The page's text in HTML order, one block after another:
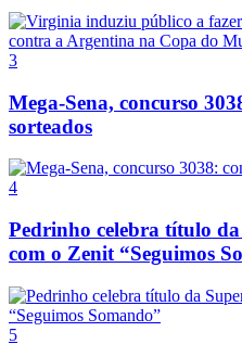
3
Mega-Sena, concurso
sorteados
4
Pedrinho celebra título
com o Zenit “Seguimos
5